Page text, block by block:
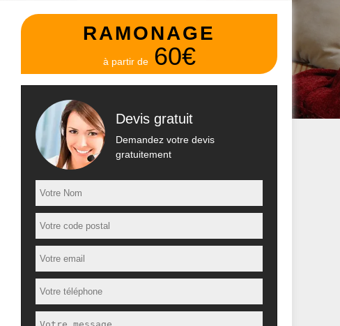
RAMONAGE
à partir de 60€
Devis gratuit
Demandez votre devis
gratuitement